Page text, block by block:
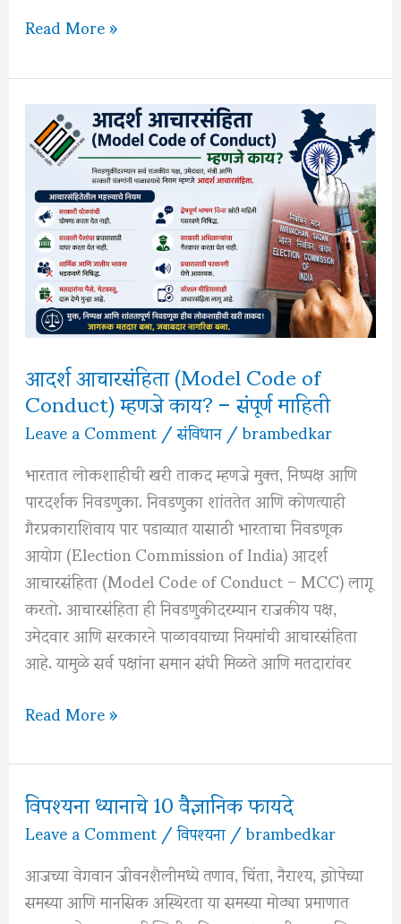
Buddha’s
for
Modern
Life:
आजच्या
तणावपूर्ण
जीवनासाठी
बुद्धांचे
विचार
Read More »
आदर्श आचारसंहिता (Model Code of
Conduct) म्हणजे काय? – संपूर्ण माहिती
Leave a Comment/संविधान/brambedkar
भारतात लोकशाहीची खरी ताकद म्हणजे मुक्त, निष्पक्ष आणि
पारदर्शक निवडणुका. निवडणुका शांततेत आणि कोणत्याही
गैरप्रकाराशिवाय पार पडाव्यात यासाठी भारताचा निवडणूक
आयोग (Election Commission of India) आदर्श
आचारसंहिता (Model Code of Conduct – MCC) लागू
करतो. आचारसंहिता ही निवडणुकीदरम्यान राजकीय पक्ष,
उमेदवार आणि सरकारने पाळावयाच्या नियमांची आचारसंहिता
आहे. यामुळे सर्व पक्षांना समान संधी मिळते आणि मतदारांवर
आदर्श
(Model
Code
of
Conduct)
म्हणजे
काय?
Read More »
विपश्यना ध्यानाचे 10 वैज्ञानिक फायदे
Leave a Comment/विपश्यना/brambedkar
आजच्या वेगवान जीवनशैलीमध्ये तणाव, चिंता, नैराश्य, झोपेच्या
समस्या आणि मानसिक अस्थिरता या समस्या मोठ्या प्रमाणात